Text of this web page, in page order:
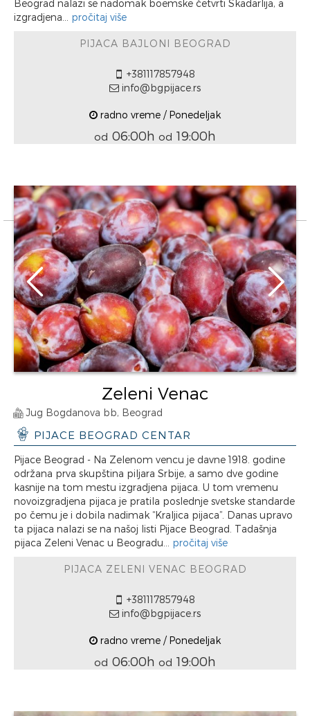
Beograd nalazi se nadomak boemske četvrti Skadarlija, a
izgradjena... pročitaj više
PIJACA BAJLONI BEOGRAD
+381117857948
info@bgpijace.rs
radno vreme / Ponedeljak
od 06:00h od 19:00h
Zeleni Venac
Jug Bogdanova bb, Beograd
PIJACE BEOGRAD CENTAR
Pijace Beograd - Na Zelenom vencu je davne 1918. godine
održana prva skupština piljara Srbije, a samo dve godine
kasnije na tom mestu izgradjena pijaca. U tom vremenu
novoizgradjena pijaca je pratila poslednje svetske standarde
po čemu je i dobila nadimak “Kraljica pijaca”. Danas upravo
ta pijaca nalazi se na našoj listi Pijace Beograd. Tadašnja
pijaca Zeleni Venac u Beogradu... pročitaj više
PIJACA ZELENI VENAC BEOGRAD
+381117857948
info@bgpijace.rs
radno vreme / Ponedeljak
od 06:00h od 19:00h